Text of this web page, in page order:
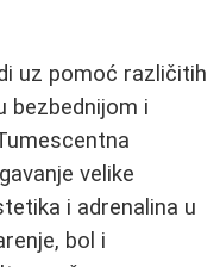
uz pomoć različitih
bezbednijom i
velike
i adrenalina u
bol i